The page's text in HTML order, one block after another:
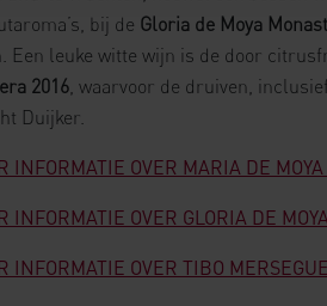
bij de Gloria de Moya
Een leuke witte wijn is de door
2016 , waarvoor de druiven,
Duijker.
INFORMATIE OVER MARIA DE
INFORMATIE OVER GLORIA DE
INFORMATIE OVER TIBO